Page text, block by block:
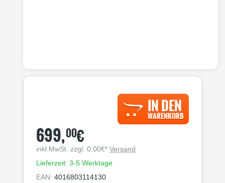
IN DEN
WARENKORB
699,00€
inkl MwSt. zzgl. 0,00€* Versand
Lieferzeit: 3-5 Werktage
EAN: 4016803114130